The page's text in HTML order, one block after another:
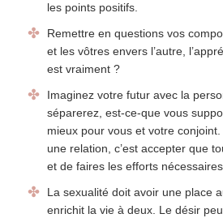
les points positifs.
Remettre en questions vos
et les vôtres envers l’autre,
est vraiment ?
Imaginez votre futur avec la
séparerez, est-ce-que vous
mieux pour vous et votre conjoint.
une relation, c’est accepter que
et de faires les efforts nécessaires.
La sexualité doit avoir une place
enrichit la vie à deux. Le désir